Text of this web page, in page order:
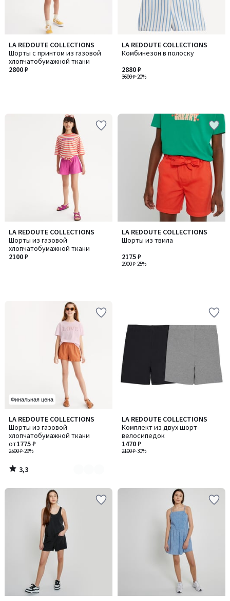
LA REDOUTE COLLECTIONS
Шорты с принтом из газовой
хлопчатобумажной ткани
2800 ₽
LA REDOUTE COLLECTIONS
Комбинезон в полоску
3600 ₽-20%
2880 ₽
LA REDOUTE COLLECTIONS
Шорты из газовой
хлопчатобумажной ткани
2100 ₽
LA REDOUTE COLLECTIONS
Шорты из твила
2900 ₽-25%
2175 ₽
Финальная цена
LA REDOUTE COLLECTIONS
Шорты из газовой
хлопчатобумажной ткани
2500 ₽-29%
от1775 ₽
3,3
/ 5
Количество
цветов:
2
3,3
/
LA REDOUTE COLLECTIONS
Комплект из двух шорт-
велосипедок
2100 ₽-30%
1470 ₽